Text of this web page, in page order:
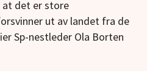
at det er store
ut av landet fra de
Sp-nestleder Ola Borten